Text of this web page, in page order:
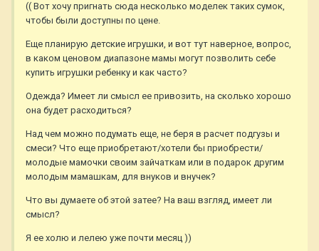
(( Вот хочу пригнать сюда несколько моделек таких сумок,
чтобы были доступны по цене.
Еще планирую детские игрушки, и вот тут наверное, вопрос,
в каком ценовом диапазоне мамы могут позволить себе
купить игрушки ребенку и как часто?
Одежда? Имеет ли смысл ее привозить, на сколько хорошо
она будет расходиться?
Над чем можно подумать еще, не беря в расчет подгузы и
смеси? Что еще приобретают/хотели бы приобрести/
молодые мамочки своим зайчаткам или в подарок другим
молодым мамашкам, для внуков и внучек?
Что вы думаете об этой затее? На ваш взгляд, имеет ли
смысл?
Я ее холю и лелею уже почти месяц ))